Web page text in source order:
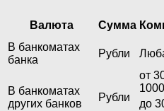
Валюта Сумма
В банкоматах
банка
Рубли
В банкоматах
других банков
Рубли
от
до